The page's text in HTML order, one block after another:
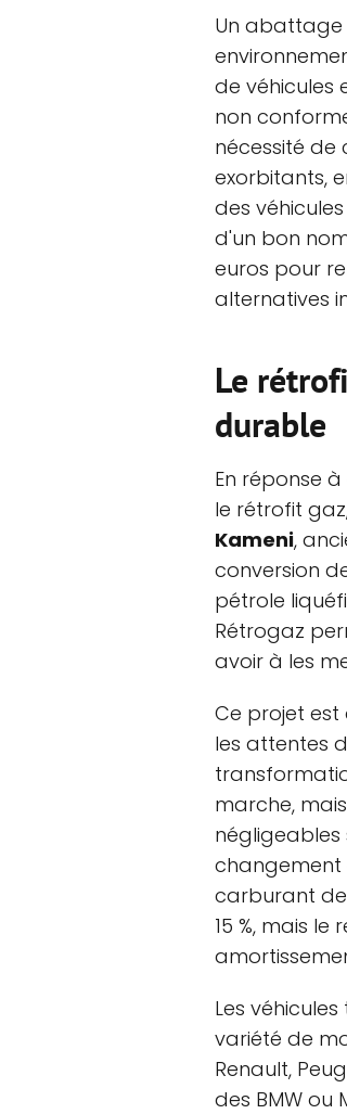
Un abattage
de véhicules
non
nécessité de
exorbitants,
des
d'un bon
euros pour
alternatives
Le
durable
En réponse
le rétrofit
Kameni,
conversion
pétrole
Rétrogaz
avoir à les
Ce projet
les attentes
marche,
négligeables
changement
carburant de
15 %, mais
Les
variété de
Renault,
des BMW ou